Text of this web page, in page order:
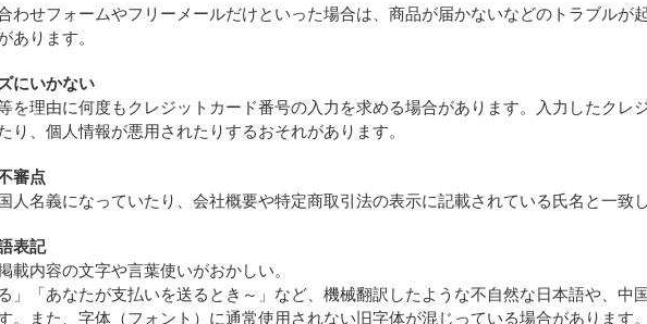
わせフォームやフリーメールだけといった場合は、商品が届かないなどのトラブルが
あります。
にいかない
を理由に何度もクレジットカード番号の入力を求める場合があります。入力したクレ
り、個人情報が悪用されたりするおそれがあります。
審点
人名義になっていたり、会社概要や特定商取引法の表示に記載されている氏名と一致し
表記
載内容の文字や言葉使いがおかしい。
」「あなたが支払いを送るとき～」など、機械翻訳したような不自然な日本語や、中
。また、字体（フォント）に通常使用されない旧字体が混じっている場合があります。